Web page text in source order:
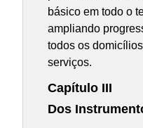
básico em todo o
ampliando
todos os
serviços.
Capítulo III
Dos